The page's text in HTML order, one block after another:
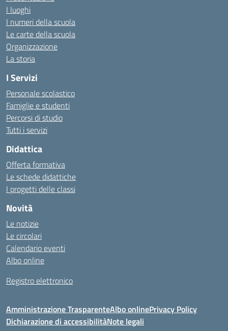
I luoghi
I numeri della scuola
Le carte della scuola
Organizzazione
La storia
I Servizi
Personale scolastico
Famiglie e studenti
Percorsi di studio
Tutti i servizi
Didattica
Offerta formativa
Le schede didattiche
I progetti delle classi
Novità
Le notizie
Le circolari
Calendario eventi
Albo online
Registro elettronico
Amministrazione TrasparenteAlbo onlinePrivacy Policy
Dichiarazione di accessibilitàNote legali